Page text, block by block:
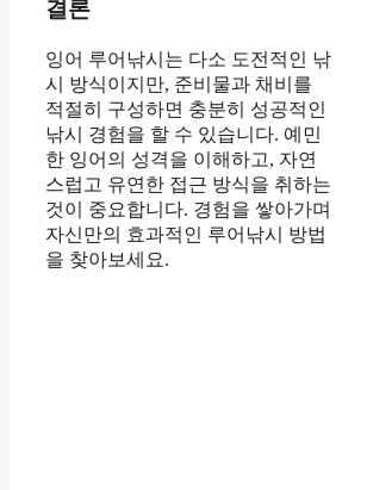
결론
잉어 루어낚시는 다소 도전적인 낚
시 방식이지만, 준비물과 채비를
적절히 구성하면 충분히 성공적인
낚시 경험을 할 수 있습니다. 예민
한 잉어의 성격을 이해하고, 자연
스럽고 유연한 접근 방식을 취하는
것이 중요합니다. 경험을 쌓아가며
자신만의 효과적인 루어낚시 방법
을 찾아보세요.